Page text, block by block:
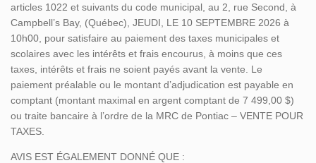
articles 1022 et suivants du code municipal, au 2, rue Second, à
Campbell’s Bay, (Québec), JEUDI, LE 10 SEPTEMBRE 2026 à
10h00, pour satisfaire au paiement des taxes municipales et
scolaires avec les intérêts et frais encourus, à moins que ces
taxes, intérêts et frais ne soient payés avant la vente. Le
paiement préalable ou le montant d’adjudication est payable en
comptant (montant maximal en argent comptant de 7 499,00 $)
ou traite bancaire à l’ordre de la MRC de Pontiac – VENTE POUR
TAXES.
AVIS EST ÉGALEMENT DONNÉ QUE :